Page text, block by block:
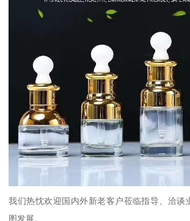
我们热忱欢迎国内外新老客户莅临指导、洽谈
图发展。